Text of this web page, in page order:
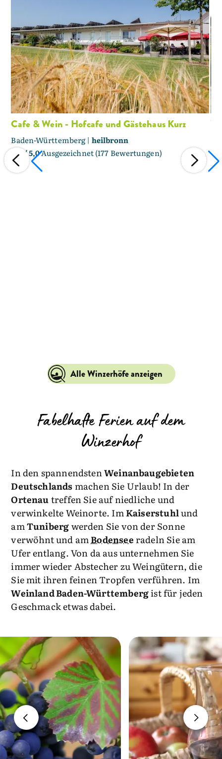
Cafe & Wein - Hofcafe und Gästehaus Kurz
Baden-Württemberg | heilbronn
4,7 / 5,0Ausgezeichnet (177 Bewertungen)
Alle Winzerhöfe anzeigen
Fabelhafte Ferien auf dem
Winzerhof
In den spannendstenWeinanbaugebieten
Deutschlands machen Sie Urlaub! In der
Ortenautreffen Sie auf niedliche und
verwinkelte Weinorte. ImKaiserstuhlund
amTunibergwerden Sie von der Sonne
verwöhnt und amBodenseeradeln Sie am
Ufer entlang. Von da aus unternehmen Sie
immer wieder Abstecher zu Weingütern, die
Sie mit ihren feinen Tropfen verführen. Im
Weinland Baden-Württembergist für jeden
Geschmack etwas dabei.